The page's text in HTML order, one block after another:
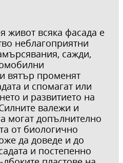
живот всяка фасада е
неблагоприятни
сажди,
вятър променят
и спомагат или
и развитието на
валежи и
могат допълнително
от биологично
да доведе и до
и постепенно